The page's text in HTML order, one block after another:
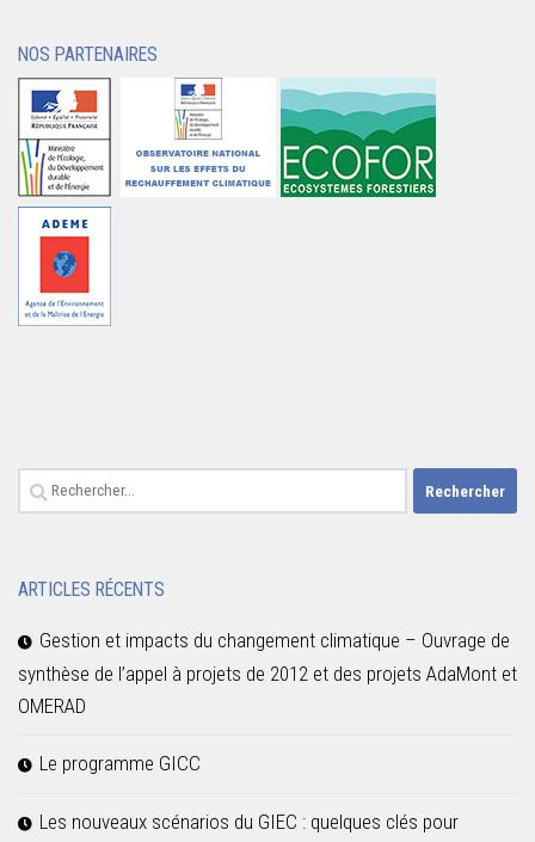
NOS PARTENAIRES
Rechercher :
ARTICLES RÉCENTS
Gestion et impacts du changement climatique – Ouvrage de
synthèse de l’appel à projets de 2012 et des projets AdaMont et
OMERAD
Le programme GICC
Les nouveaux scénarios du GIEC : quelques clés pour